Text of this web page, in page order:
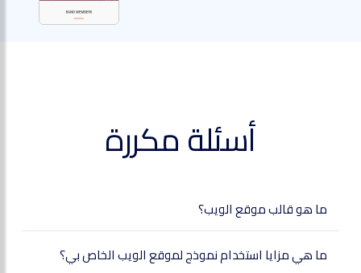
أسئلة مكررة
ما هو قالب موقع الويب؟
ما هي مزايا استخدام نموذج لموقع الويب الخاص بي؟